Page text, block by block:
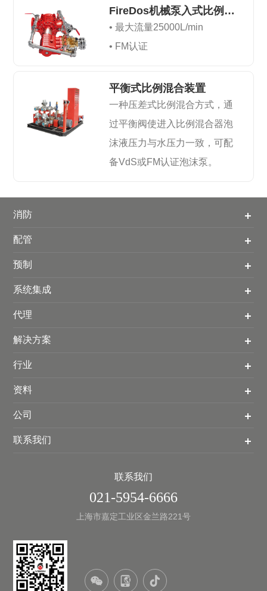
FireDos机械泵入式比例混合器
• 最大流量25000L/min
• FM认证
平衡式比例混合装置
一种压差式比例混合方式，通
过平衡阀使进入比例混合器泡
沫液压力与水压力一致，可配
备VdS或FM认证泡沫泵。
消防
配管
预制
系统集成
代理
解决方案
行业
资料
公司
联系我们
联系我们
021-5954-6666
上海市嘉定工业区金兰路221号